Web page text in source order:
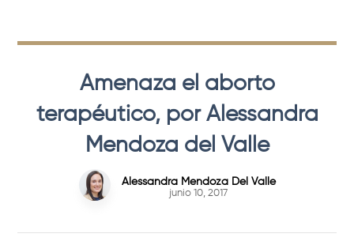
Amenaza el aborto
terapéutico, por Alessandra
Mendoza del Valle
Alessandra Mendoza Del Valle
junio 10, 2017